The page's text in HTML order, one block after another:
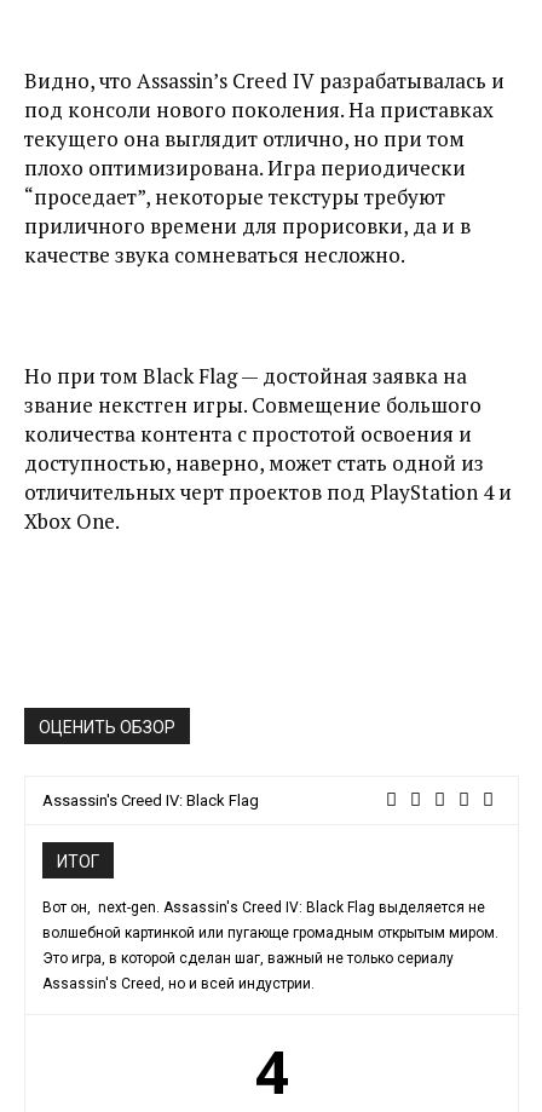
Видно, что Assassin’s Creed IV разрабатывалась и
под консоли нового поколения. На приставках
текущего она выглядит отлично, но при том
плохо оптимизирована. Игра периодически
“проседает”, некоторые текстуры требуют
приличного времени для прорисовки, да и в
качестве звука сомневаться несложно.
Но при том Black Flag — достойная заявка на
звание некстген игры. Совмещение большого
количества контента с простотой освоения и
доступностью, наверно, может стать одной из
отличительных черт проектов под PlayStation 4 и
Xbox One.
ОЦЕНИТЬ ОБЗОР
Assassin's Creed IV: Black Flag
ИТОГ
Вот он, next-gen. Assassin's Creed IV: Black Flag выделяется не
волшебной картинкой или пугающе громадным открытым миром.
Это игра, в которой сделан шаг, важный не только сериалу
Assassin's Creed, но и всей индустрии.
4